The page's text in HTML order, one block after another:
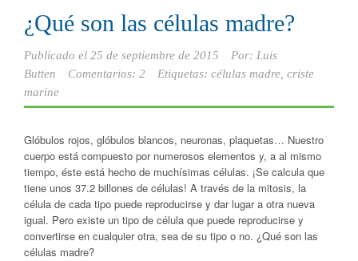
¿Qué son las células madre?
Publicado el 25 de septiembre de 2015 Por: Luis
Butten
Comentarios: 2 Etiquetas: células madre, criste
marine
Glóbulos rojos, glóbulos blancos, neuronas, plaquetas… Nuestro
cuerpo está compuesto por numerosos elementos y, a al mismo
tiempo, éste está hecho de muchísimas células. ¡Se calcula que
tiene unos 37.2 billones de células! A través de la mitosis, la
célula de cada tipo puede reproducirse y dar lugar a otra nueva
igual. Pero existe un tipo de célula que puede reproducirse y
convertirse en cualquier otra, sea de su tipo o no. ¿Qué son las
células madre?